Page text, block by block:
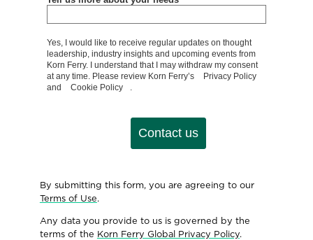
Yes, I would like to receive regular updates on thought
leadership, industry insights and upcoming events from
Korn Ferry. I understand that I may withdraw my consent
at any time. Please review Korn Ferry’s
Privacy Policy
and
Cookie Policy .
Contact us
By submitting this form, you are agreeing to our
Terms of Use.
Any data you provide to us is governed by the
terms of the Korn Ferry Global Privacy Policy.